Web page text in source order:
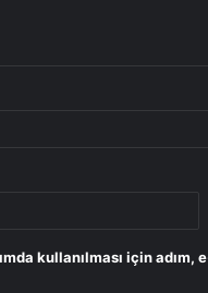
kullanılması için